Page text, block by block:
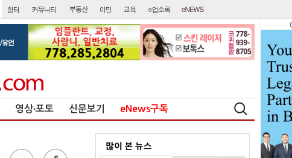
영상∙포토 신문보기 eNews구독